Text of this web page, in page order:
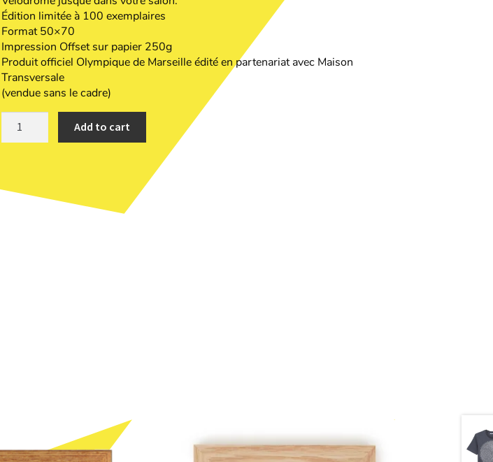
Édition limitée à 100 exemplaires
Format 50×70
Impression Offset sur papier 250g
Produit officiel Olympique de Marseille édité en partenariat avec Maison
Transversale
(vendue sans le cadre)
Add to cart